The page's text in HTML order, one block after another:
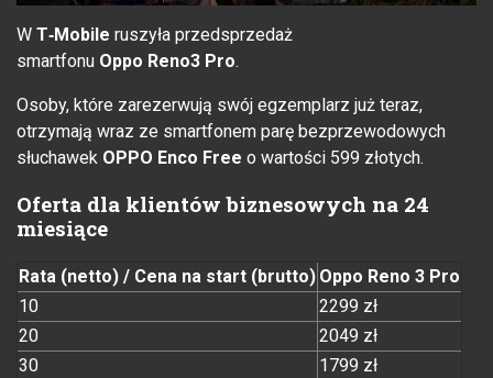
W T‑Mobile ruszyła przedsprzedaż
smartfonu Oppo Reno3 Pro.
Osoby, które zarezerwują swój egzemplarz już teraz,
otrzymają wraz ze smartfonem parę bezprzewodowych
słuchawek OPPO Enco Free o wartości 599 złotych.
Oferta dla klientów biznesowych na 24
miesiące
Rata (netto) / Cena na start (brutto) Oppo Reno 3 Pro
10
2299 zł
20
2049 zł
30
1799 zł